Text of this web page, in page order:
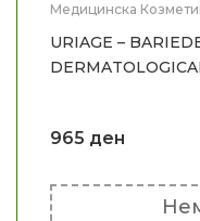
Медицинска
URIAGE –
965 ден